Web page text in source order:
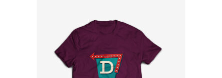
AJOUTER AU PANIER